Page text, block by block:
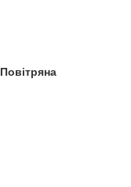
Повітряна